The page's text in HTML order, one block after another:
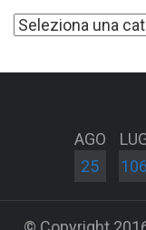
Categorie
AGO
25
106